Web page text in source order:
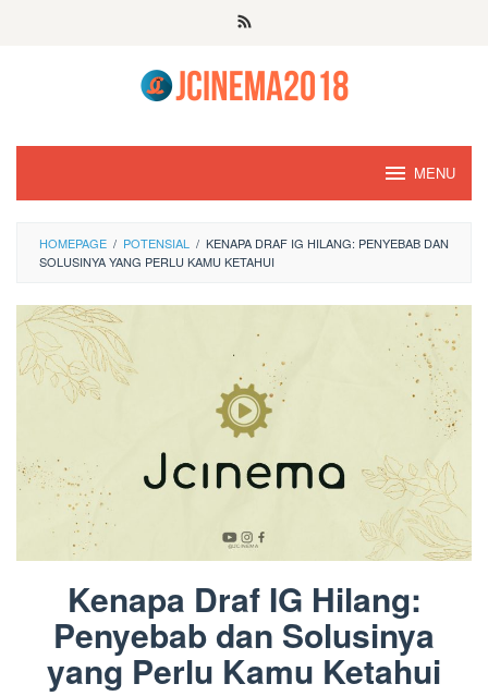
MENU
HOMEPAGE / POTENSIAL / KENAPA DRAF IG HILANG: PENYEBAB DAN
SOLUSINYA YANG PERLU KAMU KETAHUI
Kenapa Draf IG Hilang:
Penyebab dan Solusinya
yang Perlu Kamu Ketahui